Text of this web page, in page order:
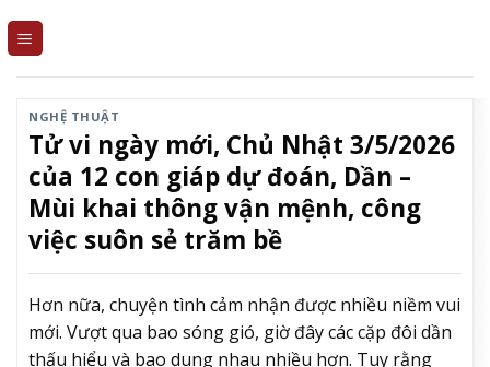
NGHỆ THUẬT
Tử vi ngày mới, Chủ Nhật 3/5/2026
của 12 con giáp dự đoán, Dần –
Mùi khai thông vận mệnh, công
việc suôn sẻ trăm bề
Hơn nữa, chuyện tình cảm nhận được nhiều niềm vui
mới. Vượt qua bao sóng gió, giờ đây các cặp đôi dần
thấu hiểu và bao dung nhau nhiều hơn. Tuy rằng